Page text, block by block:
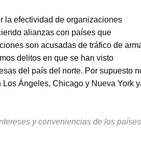
la efectividad de organizaciones
alianzas con países que
son acusadas de tráfico de
delitos en que se han visto
del país del norte. Por supuesto
Ángeles, Chicago y Nueva York
y conveniencias de los países